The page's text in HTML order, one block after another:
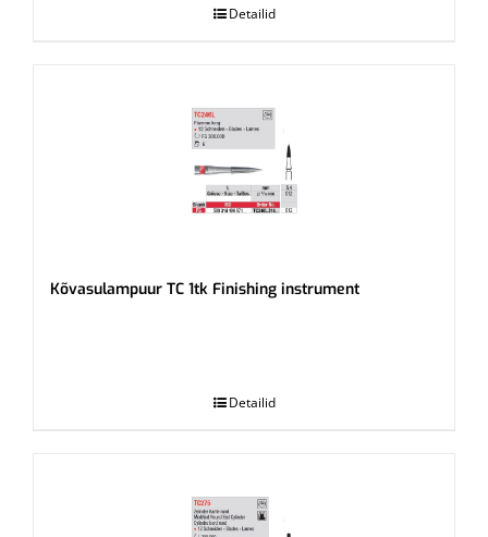
Detailid
Kõvasulampuur TC 1tk Finishing instrument
Detailid